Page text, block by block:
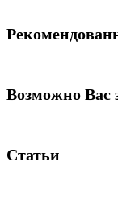
Возможно Вас
Статьи